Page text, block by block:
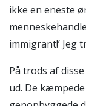
ikke en eneste
immigrant!’ Jeg
På trods af
ud. De